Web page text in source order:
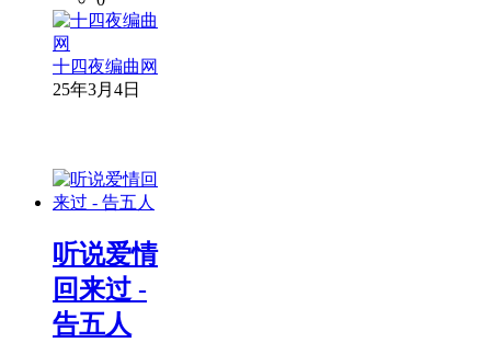
十四夜编曲网
25年3月4日
听说爱情
回来过 -
告五人